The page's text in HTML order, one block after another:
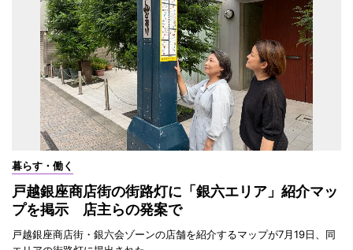
暮らす・働く
戸越銀座商店街の街路灯に「銀六エリア」紹介マッ
プを掲示 店主らの発案で
戸越銀座商店街・銀六会ゾーンの店舗を紹介するマップが7月19日、同